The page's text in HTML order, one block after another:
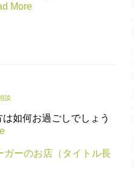
More
談
如何お過ごしでしょう
ガーのお店（タイトル長